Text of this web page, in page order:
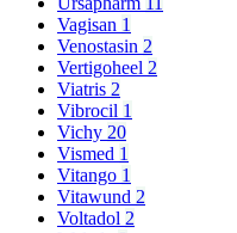
Vagisan 1
Venostasin 2
Vertigoheel 2
Viatris 2
Vibrocil 1
Vichy 20
Vismed 1
Vitango 1
Vitawund 2
Voltadol 2